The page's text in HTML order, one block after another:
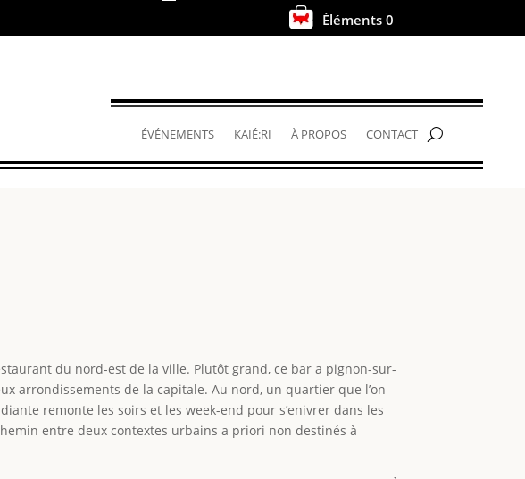
. Éléments 0
ÉVÉNEMENTS KAIÉ:RI À PROPOS CONTACT
du nord-est de la ville. Plutôt grand, ce bar a pignon-sur-
arrondissements de la capitale. Au nord, un quartier que l’on
remonte les soirs et les week-end pour s’enivrer dans les
entre deux contextes urbains a priori non destinés à